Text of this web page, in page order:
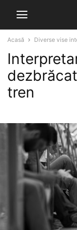
Acasă Diverse vise
tren